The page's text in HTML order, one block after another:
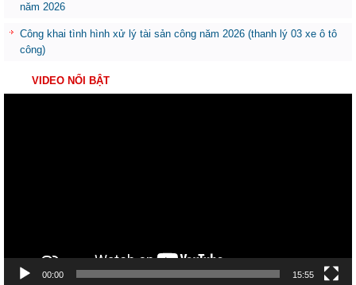
năm 2026
Công khai tình hình xử lý tài sản công năm 2026 (thanh lý 03 xe ô tô
công)
VIDEO NỔI BẬT
00:00 15:55